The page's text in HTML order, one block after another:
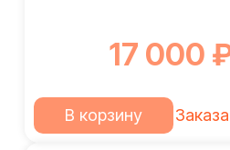
17 000
В корзину